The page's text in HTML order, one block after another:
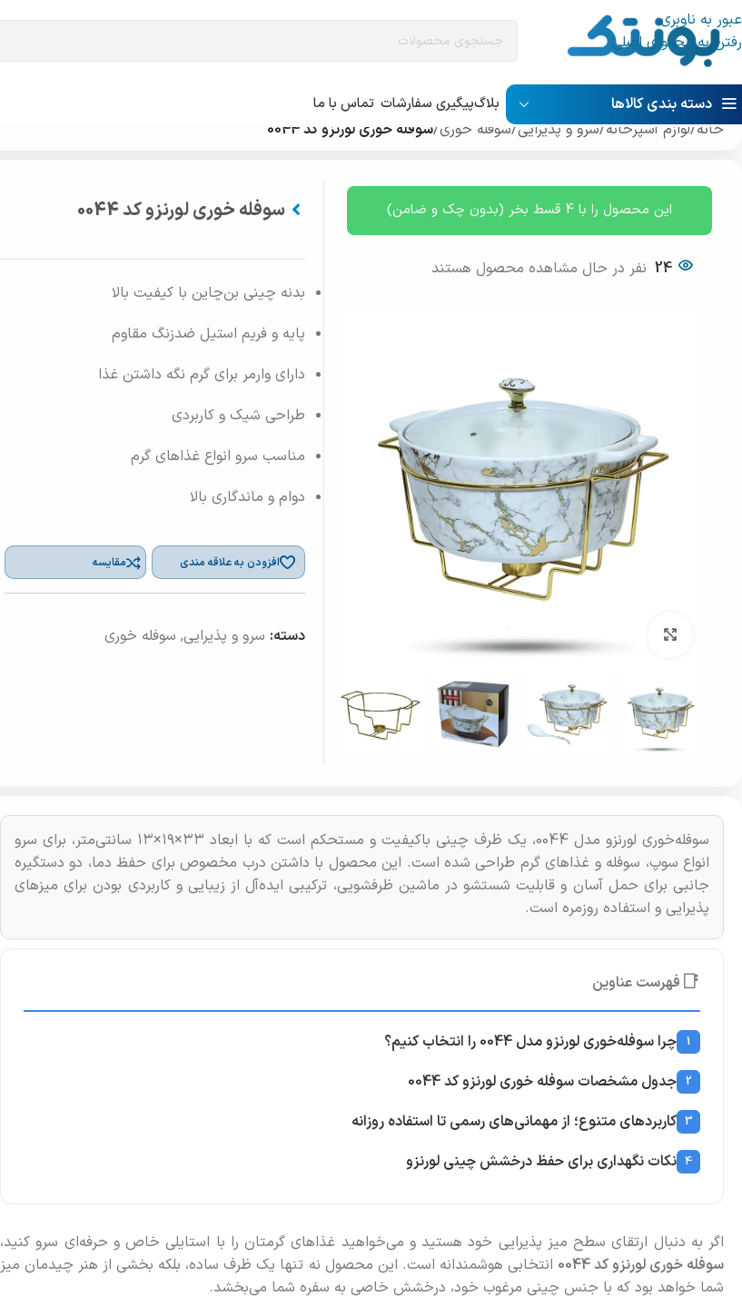
عبور به ناوبری
رفتن به محتوای اصلی
دسته بندی کالاها بلاگپیگیری سفارشات تماس با ما
خانه/لوازم آشپرخانه/سرو و پذیرایی/سوفله خوری/سوفله خوری لورنزو کد 0044
این محصول را با 4 قسط بخر (بدون چک و ضامن)
24 نفر در حال مشاهده محصول هستند
سوفله خوری لورنزو کد 0044
بدنه چینی بن‌چاین با کیفیت بالا
پایه و فریم استیل ضدزنگ مقاوم
دارای وارمر برای گرم نگه داشتن غذا
طراحی شیک و کاربردی
مناسب سرو انواع غذاهای گرم
دوام و ماندگاری بالا
افزودن به علاقه مندی مقایسه
دسته: سرو و پذیرایی, سوفله خوری
سوفله‌خوری لورنزو مدل 0044، یک ظرف چینی باکیفیت و مستحکم است که با ابعاد ۳۳×۱۹×۱۳ سانتی‌متر، برای سرو
انواع سوپ، سوفله و غذاهای گرم طراحی شده است. این محصول با داشتن درب مخصوص برای حفظ دما، دو دستگیره
جانبی برای حمل آسان و قابلیت شستشو در ماشین ظرفشویی، ترکیبی ایده‌آل از زیبایی و کاربردی بودن برای میزهای
پذیرایی و استفاده روزمره است.
📑 فهرست عناوین
1 چرا سوفله‌خوری لورنزو مدل 0044 را انتخاب کنیم؟
2 جدول مشخصات سوفله خوری لورنزو کد 0044
3 کاربردهای متنوع؛ از مهمانی‌های رسمی تا استفاده روزانه
4 نکات نگهداری برای حفظ درخشش چینی لورنزو
اگر به دنبال ارتقای سطح میز پذیرایی خود هستید و می‌خواهید غذاهای گرمتان را با استایلی خاص و حرفه‌ای سرو کنید،
سوفله خوری لورنزو کد 0044
انتخابی هوشمندانه است. این محصول نه تنها یک ظرف ساده، بلکه بخشی از هنر چیدمان میز
شما خواهد بود که با جنس چینی مرغوب خود، درخشش خاصی به سفره شما می‌بخشد.